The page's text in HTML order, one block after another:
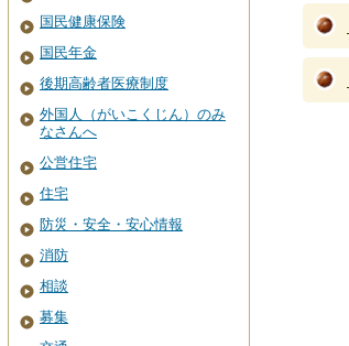
国民健康保険
国民年金
後期高齢者医療制度
外国人（がいこくじん）のみ
なさんへ
公営住宅
住宅
防災・安全・安心情報
消防
相談
募集